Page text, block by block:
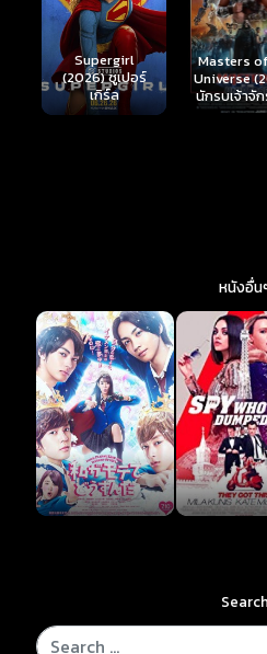
Masters of the
Universe (2026)
นักรบเจ้าจักรวาล
Hungry
มันเด้งขึ้นม
หนังอื่น
Search